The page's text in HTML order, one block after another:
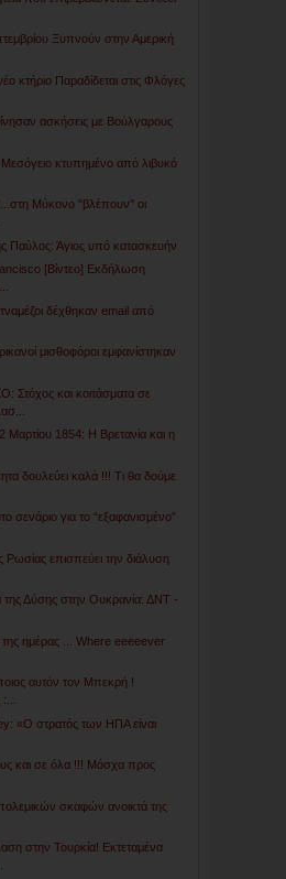
Ξυπνούν στην Αμερική
κτήριο Παραδίδεται στις Φλόγες
ασκήσεις με Βούλγαρους
Μεσόγειο κτυπημένο από λιβυκό
Μύκονο "βλέπουν" οι
Παύλος: Άγιος υπό κατασκευήν
[Βίντεο] Εκδήλωση
δέχθηκαν email από
μισθοφόροι εμφανίστηκαν
Στόχος και κοιτάσματα σε
Μαρτίου 1854: Η Βρετανία και η
δουλεύει καλά !!! Τι θα δούμε
σενάριο για το “εξαφανισμένο”
Ρωσίας επισπεύει την διάλυση
της Δύσης στην Ουκρανία: ΔΝΤ -
ημέρας ... Where eeeeever
αυτόν τον Μπεκρή !
:...
«Ο στρατός των ΗΠΑ είναι
και σε όλα !!! Μόσχα προς
σκαφών ανοικτά της
στην Τουρκία! Εκτεταμένα